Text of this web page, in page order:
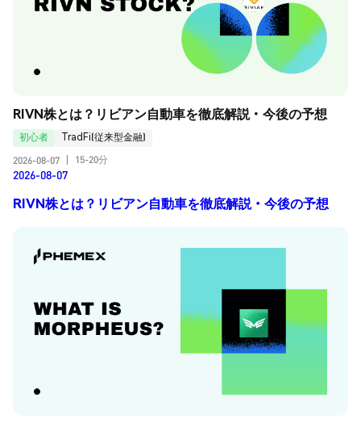
RIVN株とは？リビアン自動車を徹底解説・今後の予想
初心者
TradFi(従来型金融)
2026-08-07
15-20分
2026-08-07
RIVN株とは？リビアン自動車を徹底解説・今後の予想